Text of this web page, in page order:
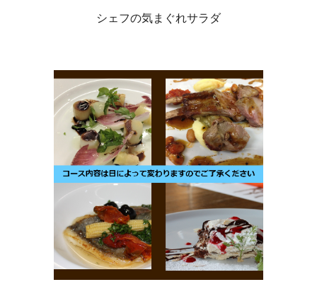
シェフの気まぐれサラダ